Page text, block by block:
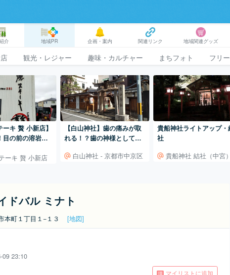
介 地域PR 企画・案内 関連リンク 地域関連グッズ
観光・レジャー 趣味・カルチャー まちフォト フリ
ーキ 贅 小新店】
目の前の溶岩石
ーキ 贅 小新店
【白山神社】歯の痛みが取
れる！？歯の神様として知
白山神社 - 京都市中京区
貴船神社ライトアップ・
社
貴船神社 結社（中宮）
ドバル ミナト
本町１丁目１−１３ [地図]
09 23:10
マイリストに追加